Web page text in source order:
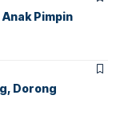
Pimpin
Dorong